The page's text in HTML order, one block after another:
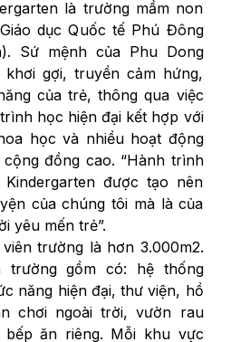
là trường mầm non
dục Quốc tế Phú Đông
Sứ mệnh của Phu Dong
khơi gợi, truyền cảm hứng,
của trẻ, thông qua việc
học hiện đại kết hợp với
học và nhiều hoạt động
đồng cao. “Hành trình
được tạo nên
của chúng tôi mà là của
yêu mến trẻ”.
trường là hơn 3.000m2.
trường gồm có: hệ thống
năng hiện đại, thư viện, hồ
chơi ngoài trời, vườn rau
bếp ăn riêng. Mỗi khu vực